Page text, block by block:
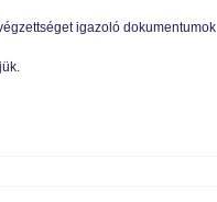
igazoló dokumentumok